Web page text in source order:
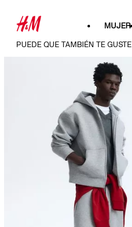
MUJER
PUEDE QUE TAMBIÉN TE GUSTE